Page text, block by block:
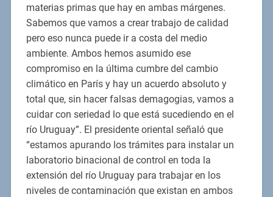
materias primas que hay en ambas márgenes.
Sabemos que vamos a crear trabajo de calidad
pero eso nunca puede ir a costa del medio
ambiente. Ambos hemos asumido ese
compromiso en la última cumbre del cambio
climático en París y hay un acuerdo absoluto y
total que, sin hacer falsas demagogias, vamos a
cuidar con seriedad lo que está sucediendo en el
río Uruguay”. El presidente oriental señaló que
“estamos apurando los trámites para instalar un
laboratorio binacional de control en toda la
extensión del río Uruguay para trabajar en los
niveles de contaminación que existan en ambos